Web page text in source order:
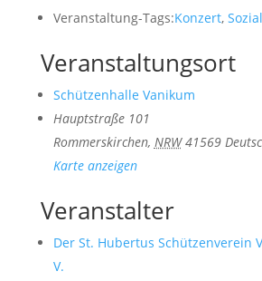
Veranstaltung-Tags:Konzert,
Veranstaltungsort
Schützenhalle Vanikum
Hauptstraße 101
Rommerskirchen, NRW 41569
Karte anzeigen
Veranstalter
Der St. Hubertus Schützenverein
V.